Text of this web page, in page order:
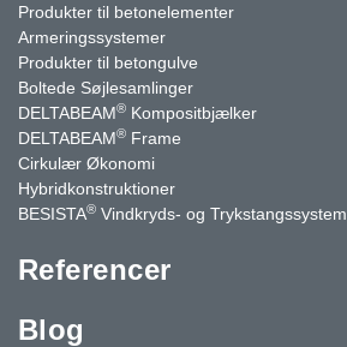
Produkter til betonelementer
Armeringssystemer
Produkter til betongulve
Boltede Søjlesamlinger
DELTABEAM® Kompositbjælker
DELTABEAM® Frame
Cirkulær Økonomi
Hybridkonstruktioner
BESISTA® Vindkryds- og Trykstangssystem
Referencer
Blog